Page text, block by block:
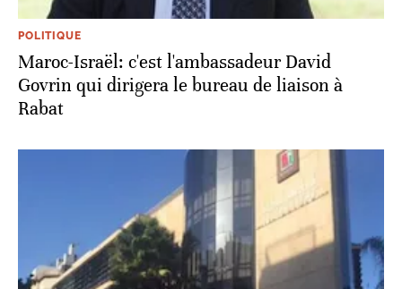
POLITIQUE
Maroc-Israël: c'est l'ambassadeur David
Govrin qui dirigera le bureau de liaison à
Rabat